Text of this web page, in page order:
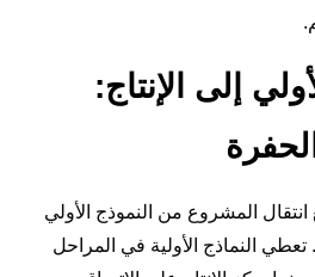
إلى الإنتاج:
المشروع من النموذج الأولي
تعطي النماذج الأولية في المراحل